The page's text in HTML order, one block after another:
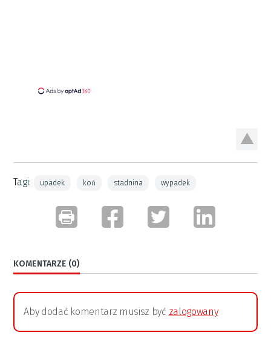
Tagi: upadek koń stadnina wypadek
KOMENTARZE (0)
Aby dodać komentarz musisz być zalogowany